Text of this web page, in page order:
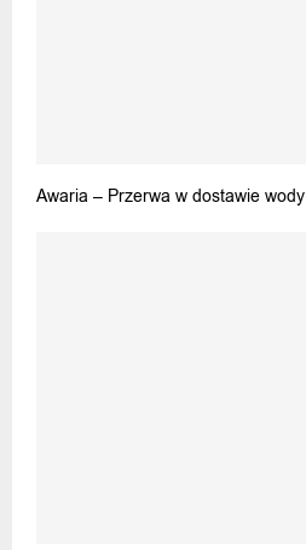
Awaria – Przerwa w dostawie wody